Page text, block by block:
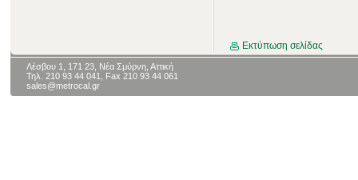
Εκτύπωση σελίδας
Λέσβου 1, 171 23, Νέα Σμύρνη, Αττική
Τηλ. 210 93 44 041, Fax 210 93 44 061
sales@metrocal.gr